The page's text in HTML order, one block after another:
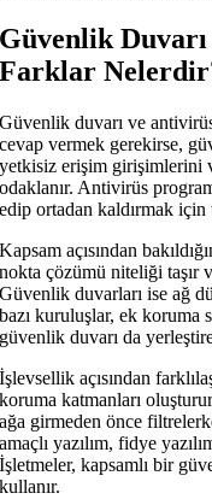
Güvenlik
Farklar
Güvenlik duvarı ve
cevap vermek gerekirse,
yetkisiz erişim girişimlerini
odaklanır. Antivirüs
edip ortadan kaldırmak için
Kapsam açısından
nokta çözümü niteliği taşır
Güvenlik duvarları ise ağ
bazı kuruluşlar, ek koruma
güvenlik duvarı da
İşlevsellik açısından
koruma katmanları
ağa girmeden önce
amaçlı yazılım, fidye
İşletmeler, kapsamlı bir
kullanır.